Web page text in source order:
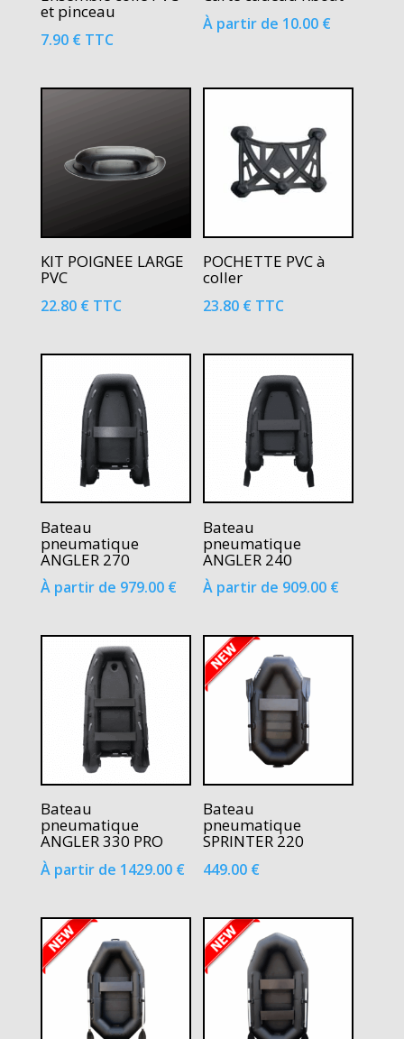
et pinceau
7.90 € TTC
À partir de 10.00 €
KIT POIGNEE LARGE
PVC
22.80 € TTC
POCHETTE PVC à
coller
23.80 € TTC
Bateau
pneumatique
ANGLER 270
À partir de 979.00 €
Bateau
pneumatique
ANGLER 240
À partir de 909.00 €
Bateau
pneumatique
ANGLER 330 PRO
À partir de 1429.00 €
Bateau
pneumatique
SPRINTER 220
449.00 €